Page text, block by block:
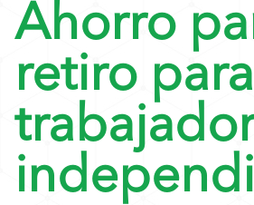
Ahorro
retiro para